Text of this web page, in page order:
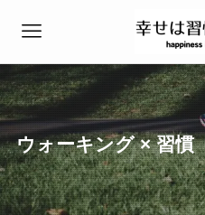
ウォーキング × 習慣